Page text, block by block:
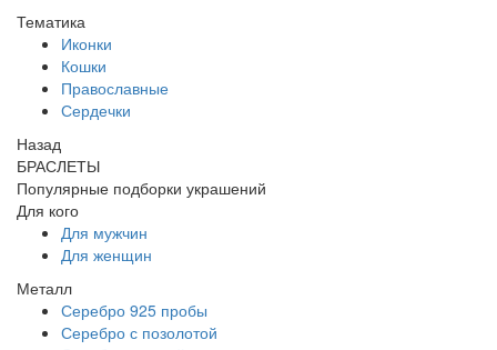
Тематика
Иконки
Кошки
Православные
Сердечки
Назад
БРАСЛЕТЫ
Популярные подборки украшений
Для кого
Для мужчин
Для женщин
Металл
Серебро 925 пробы
Серебро с позолотой